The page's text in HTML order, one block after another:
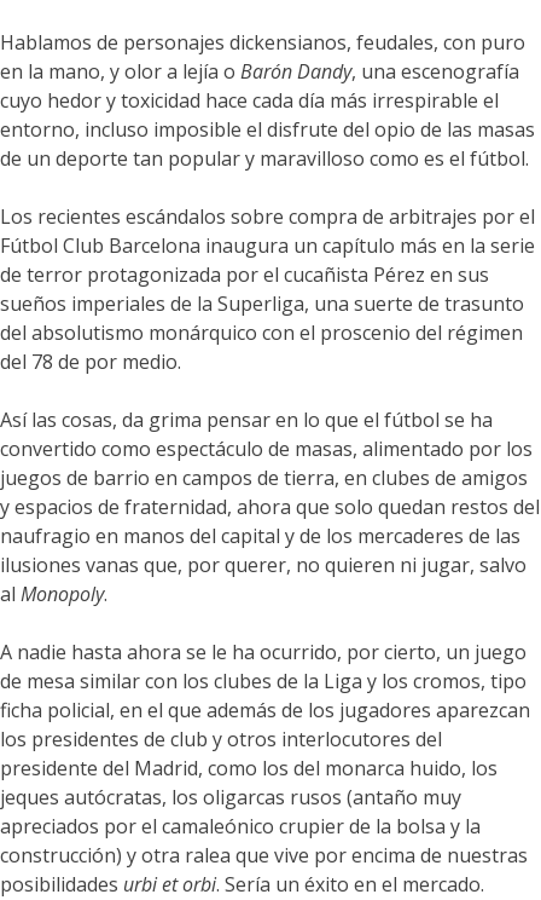
Hablamos de personajes dickensianos, feudales, con puro
en la mano, y olor a lejía o Barón Dandy, una escenografía
cuyo hedor y toxicidad hace cada día más irrespirable el
entorno, incluso imposible el disfrute del opio de las masas
de un deporte tan popular y maravilloso como es el fútbol.
Los recientes escándalos sobre compra de arbitrajes por el
Fútbol Club Barcelona inaugura un capítulo más en la serie
de terror protagonizada por el cucañista Pérez en sus
sueños imperiales de la Superliga, una suerte de trasunto
del absolutismo monárquico con el proscenio del régimen
del 78 de por medio.
Así las cosas, da grima pensar en lo que el fútbol se ha
convertido como espectáculo de masas, alimentado por los
juegos de barrio en campos de tierra, en clubes de amigos
y espacios de fraternidad, ahora que solo quedan restos del
naufragio en manos del capital y de los mercaderes de las
ilusiones vanas que, por querer, no quieren ni jugar, salvo
al Monopoly.
A nadie hasta ahora se le ha ocurrido, por cierto, un juego
de mesa similar con los clubes de la Liga y los cromos, tipo
ficha policial, en el que además de los jugadores aparezcan
los presidentes de club y otros interlocutores del
presidente del Madrid, como los del monarca huido, los
jeques autócratas, los oligarcas rusos (antaño muy
apreciados por el camaleónico crupier de la bolsa y la
construcción) y otra ralea que vive por encima de nuestras
posibilidades urbi et orbi. Sería un éxito en el mercado.